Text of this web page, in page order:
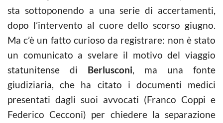
sta sottoponendo a una serie di accertamenti,
dopo l’intervento al cuore dello scorso giugno.
Ma c’è un fatto curioso da registrare: non è stato
un comunicato a svelare il motivo del viaggio
statunitense di Berlusconi, ma una fonte
giudiziaria, che ha citato i documenti medici
presentati dagli suoi avvocati (Franco Coppi e
Federico Cecconi) per chiedere la separazione